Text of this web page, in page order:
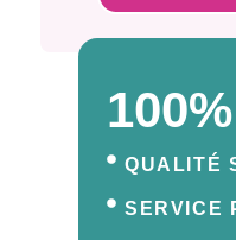
100%
QUALITÉ
SERVICE